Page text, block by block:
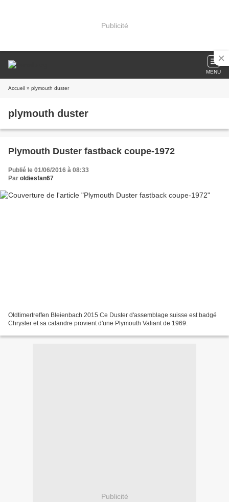
Publicité
MENU
Accueil » plymouth duster
plymouth duster
Plymouth Duster fastback coupe-1972
Publié le 01/06/2016 à 08:33
Par oldiesfan67
Oldtimertreffen Bleienbach 2015 Ce Duster d'assemblage suisse est badgé
Chrysler et sa calandre provient d'une Plymouth Valiant de 1969.
Publicité